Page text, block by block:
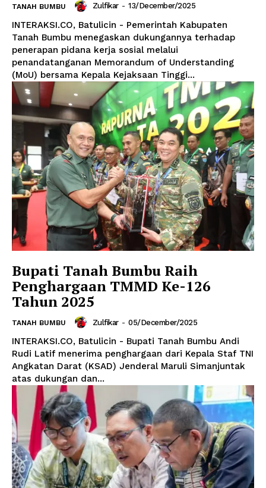
TANAH BUMBU Zulfikar - 13/December/2025
INTERAKSI.CO, Batulicin - Pemerintah Kabupaten
Tanah Bumbu menegaskan dukungannya terhadap
penerapan pidana kerja sosial melalui
penandatanganan Memorandum of Understanding
(MoU) bersama Kepala Kejaksaan Tinggi...
Bupati Tanah Bumbu Raih
Penghargaan TMMD Ke-126
Tahun 2025
TANAH BUMBU Zulfikar - 05/December/2025
INTERAKSI.CO, Batulicin - Bupati Tanah Bumbu Andi
Rudi Latif menerima penghargaan dari Kepala Staf TNI
Angkatan Darat (KSAD) Jenderal Maruli Simanjuntak
atas dukungan dan...